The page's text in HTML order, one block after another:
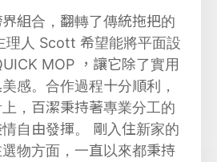
組合，翻轉了傳統拖把的
理人 Scott 希望能將平面設
MOP ，讓它除了實用
感。合作過程十分順利，
，百潔秉持著專業分工的
自由發揮。 剛入住新家的
物方面，一直以來都秉持